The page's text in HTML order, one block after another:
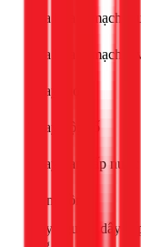
Sửa board mạch
Sửa board mạch
Thay moto
Thay hộp số
Thay van cấp nước
IC nguồn
Dây nguồn, dây